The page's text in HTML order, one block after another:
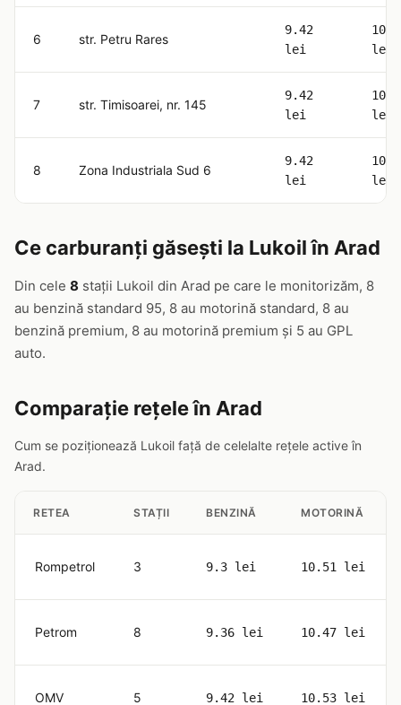
6 str. Petru Rares
9.42
lei
lei
7 str. Timisoarei, nr. 145
9.42
lei
lei
8 Zona Industriala Sud 6
9.42
lei
lei
Ce carburanți găsești la Lukoil în Arad
Din cele 8 stații Lukoil din Arad pe care le monitorizăm, 8
au benzină standard 95, 8 au motorină standard, 8 au
benzină premium, 8 au motorină premium și 5 au GPL
auto.
Comparație rețele în Arad
Cum se poziționează Lukoil față de celelalte rețele active în
Arad.
RETEA STAȚII BENZINĂ MOTORINĂ
Rompetrol 3 9.3 lei 10.51 lei
Petrom 8 9.36 lei 10.47 lei
OMV 5 9.42 lei 10.53 lei